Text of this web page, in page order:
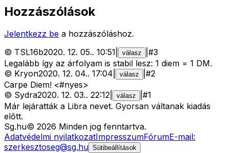
Hozzászólások
Jelentkezz be a hozzászóláshoz.
© TSL16b2020. 12. 05.. 10:51 válasz #3
Legalább így az árfolyam is stabil lesz: 1 diem = 1 DM.
© Kryon2020. 12. 04.. 17:04 válasz #2
Carpe Diem! <#nyes>
© Sydra2020. 12. 03.. 22:12 válasz #1
Már lejáratták a Libra nevet. Gyorsan váltanak kiadás
előtt.
Sg.hu© 2026 Minden jog fenntartva.
Adatvédelmi nyilatkozatImpresszumFórumE-mail:
szerkesztoseg@sg.hu Sütibeállítások